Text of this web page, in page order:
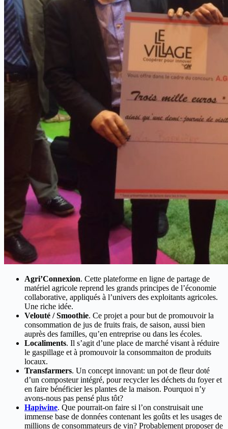
Agri’Connexion. Cette plateforme en ligne de partage de
matériel agricole reprend les grands principes de l’économie
collaborative, appliqués à l’univers des exploitants agricoles.
Une riche idée.
Velouté / Smoothie. Ce projet a pour but de promouvoir la
consommation de jus de fruits frais, de saison, aussi bien
auprès des familles, qu’en entreprise ou dans les écoles.
Localiments. Il s’agit d’une place de marché visant à réduire
le gaspillage et à promouvoir la consommaiton de produits
locaux.
Transfarmers. Un concept innovant: un pot de fleur doté
d’un composteur intégré, pour recycler les déchets du foyer et
en faire bénéficier les plantes de la maison. Pourquoi n’y
avons-nous pas pensé plus tôt?
Hapiwine. Que pourrait-on faire si l’on construisait une
immense base de données contenant les goûts et les usages de
millions de consommateurs de vin? Probablement proposer de